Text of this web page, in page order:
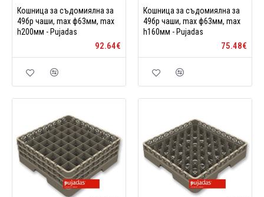
Кошница за съдомиялна за
49бр чаши, max ф63мм, max
h200мм - Pujadas
92.64€
Кошница за съдомиялна за
49бр чаши, max ф63мм, max
h160мм - Pujadas
75.48€